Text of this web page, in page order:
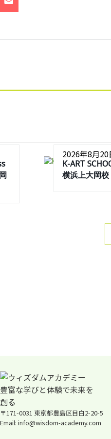
2026年8月20
K-ART
横浜上大岡校
〒171-0031 東京都豊島区目白2-20-5
Email: info@wisdom-academy.com